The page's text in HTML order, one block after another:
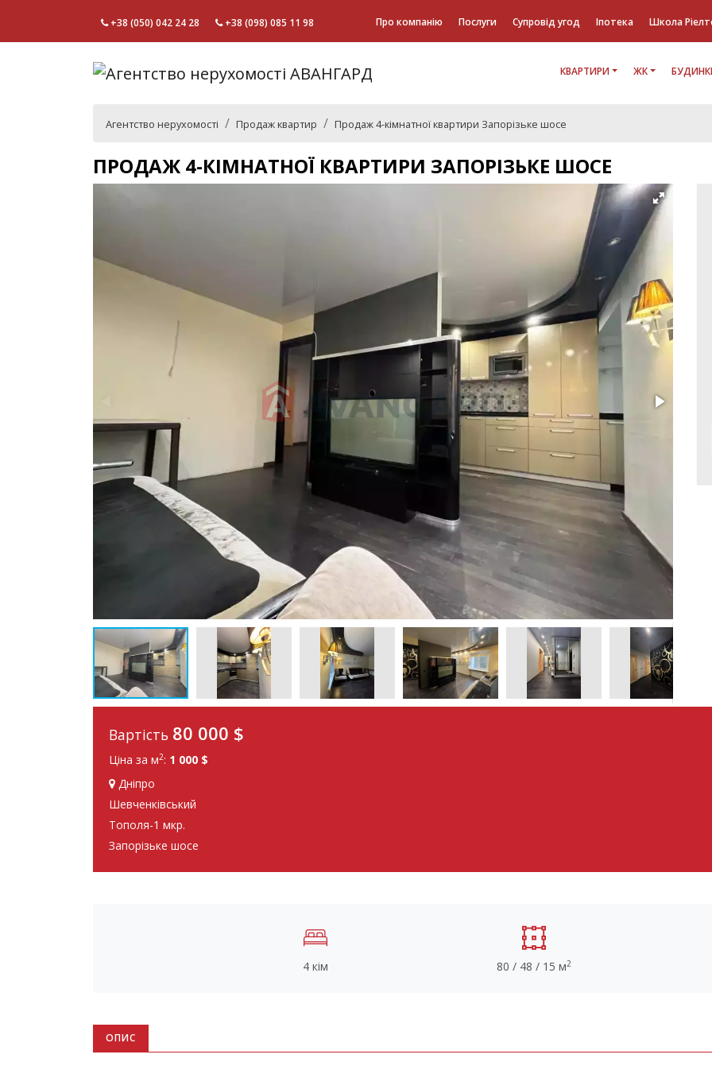
+38 (050) 042 24 28 +38 (098) 085 11 98 Про компанію Послуги Супровід угод Іпотека Школа
КВАРТИРИ ЖК
Агентство нерухомості Продаж квартир Продаж 4-кімнатної квартири Запорізьке шосе
ПРОДАЖ 4-КІМНАТНОЇ КВАРТИРИ ЗАПОРІЗЬКЕ ШОСЕ
Вартість 80 000 $
Ціна за м2: 1 000 $
Дніпро
Шевченківський
Тополя-1 мкр.
Запорізьке шосе
4 кім 80 / 48 / 15 м2
ОПИС